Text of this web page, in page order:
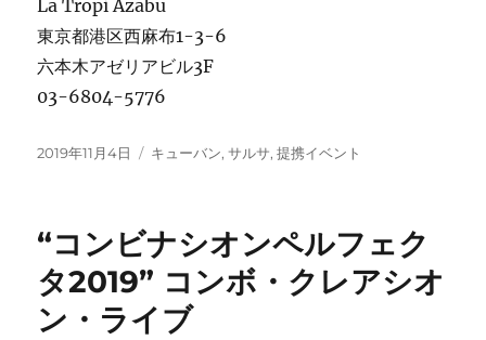
La Tropi Azabu
東京都港区西麻布1-3-6
六本木アゼリアビル3F
03-6804-5776
投
2019年11月4日
カ
ー
キューバン,サルサ,提携イベント
“コンビナシオンペルフェク
タ2019” コンボ・クレアシオ
ン・ライブ